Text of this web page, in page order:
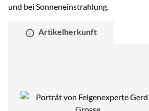
und bei Sonneneinstrahlung.
Artikelherkunft